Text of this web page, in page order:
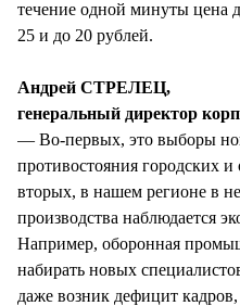
течение одной минуты цена
25 и до 20 рублей.
Андрей СТРЕЛЕЦ,
генеральный директор
— Во-первых, это выборы
противостояния городских
вторых, в нашем регионе в
производства наблюдается
Например, оборонная
набирать новых
даже возник дефицит